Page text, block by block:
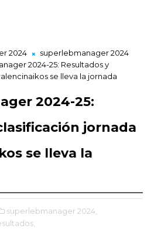
2024
superlebmanager 2024
2024-25: Resultados y
se lleva la jornada
2024-25:
jornada
se lleva la
superlebmanager 2024,